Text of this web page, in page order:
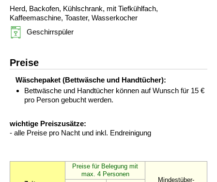
Herd, Backofen, Kühlschrank, mit Tiefkühlfach,
Kaffeemaschine, Toaster, Wasserkocher
Geschirrspüler
Preise
Wäschepaket (Bettwäsche und Handtücher):
Bettwäsche und Handtücher können auf Wunsch für 15 €
pro Person gebucht werden.
wichtige Preiszusätze:
- alle Preise pro Nacht und inkl. Endreinigung
Preise für Belegung mit
max. 4 Personen
Mindestüber-